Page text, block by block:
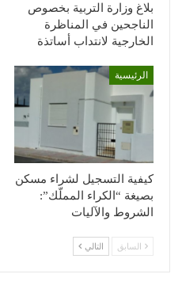
بلاغ وزارة التربية بخصوص
الناجحين في المناظرة
الخارجية لانتداب أساتذة
الرئيسية
كيفية التسجيل لشراء مسكن
بصيغة “الكراء المملّك”:
الشروط والآليات
السابق التالي